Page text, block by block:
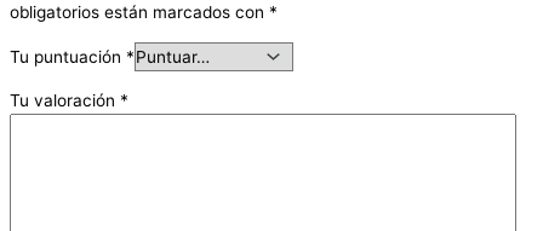
obligatorios están marcados con *
Tu puntuación *
Tu valoración *